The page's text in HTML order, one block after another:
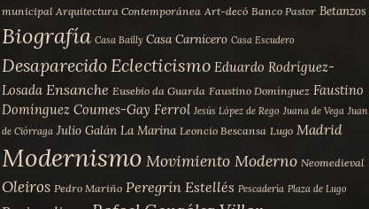
municipal Arquitectura Contemporánea Art-decó Banco Pastor Betanzos
Biografía Casa Bailly Casa Carnicero Casa Escudero
DesaparecidoEclecticismo Eduardo Rodríguez-
Losada Ensanche Eusebio da Guarda Faustino Domínguez Faustino
Domínguez Coumes-Gay Ferrol Jesús López de Rego Juana de Vega Juan
de Ciórraga Julio Galán La Marina Leoncio Bescansa Lugo Madrid
Modernismo Movimiento Moderno Neomedieval
Oleiros Pedro Mariño Peregrín Estellés Pescadería Plaza de Lugo